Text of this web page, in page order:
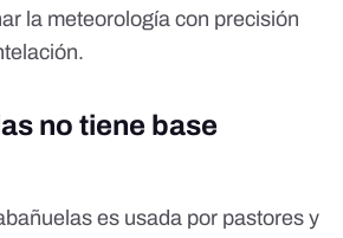
la meteorología con precisión
no tiene base
es usada por pastores y